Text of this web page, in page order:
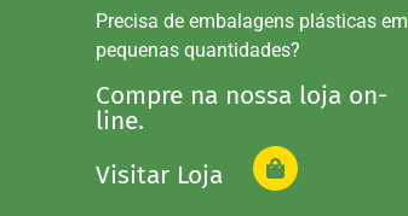
Precisa de embalagens plásticas em
pequenas quantidades?
Compre na nossa loja on-
line.
Visitar Loja